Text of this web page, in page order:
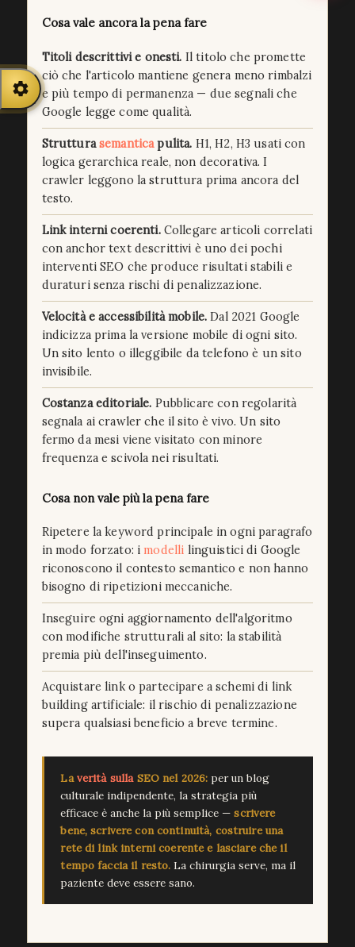
Cosa vale ancora la pena fare
Titoli descrittivi e onesti. Il titolo che promette
ciò che l'articolo mantiene genera meno rimbalzi
e più tempo di permanenza — due segnali che
Google legge come qualità.
Strutturasemantica pulita. H1, H2, H3 usati con
logica gerarchica reale, non decorativa. I
crawler leggono la struttura prima ancora del
testo.
Link interni coerenti.Collegare articoli correlati
con anchor text descrittivi è uno dei pochi
interventi SEO che produce risultati stabili e
duraturi senza rischi di penalizzazione.
Velocità e accessibilità mobile. Dal 2021 Google
indicizza prima la versione mobile di ogni sito.
Un sito lento o illeggibile da telefono è un sito
invisibile.
Costanza editoriale. Pubblicare con regolarità
segnala ai crawler che il sito è vivo. Un sito
fermo da mesi viene visitato con minore
frequenza e scivola nei risultati.
Cosa non vale più la pena fare
Ripetere la keyword principale in ogni paragrafo
in modo forzato: imodelli linguistici di Google
riconoscono il contesto semantico e non hanno
bisogno di ripetizioni meccaniche.
Inseguire ogni aggiornamento dell'algoritmo
con modifiche strutturali al sito: la stabilità
premia più dell'inseguimento.
Acquistare link o partecipare a schemi di link
building artificiale: il rischio di penalizzazione
supera qualsiasi beneficio a breve termine.
Laverità sullaSEO nel 2026: per un blog
culturale indipendente, la strategia più
efficace è anche la più semplice —scrivere
bene, scrivere con continuità, costruire una
rete di link interni coerente e lasciare che il
tempo faccia il resto. La chirurgia serve, ma il
paziente deve essere sano.
Iscriviti alla newsletter
Powered by Blogtrottr — disiscrizione in qualsiasi momento